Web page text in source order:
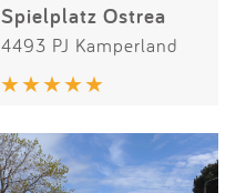
Spielplatz Ostrea
4493 PJ Kamperland